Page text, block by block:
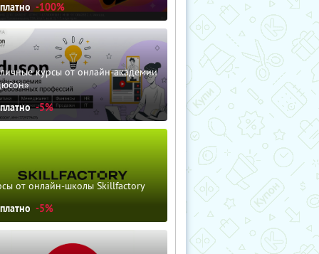
-100%
курсы от онлайн-академии
-5%
от онлайн-школы Skillfactory
-5%